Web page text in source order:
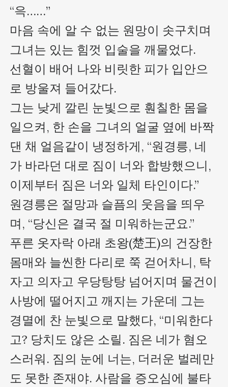
“윽……”
마음 속에 알 수 없는 원망이 솟구치며
그녀는 있는 힘껏 입술을 깨물었다.
선혈이 배어 나와 비릿한 피가 입안으
로 방울져 들어갔다.
그는 낮게 깔린 눈빛으로 훤칠한 몸을
일으켜, 한 손을 그녀의 얼굴 옆에 바짝
댄 채 얼음같이 냉정하게, “원경릉, 네
가 바라던 대로 짐이 너와 합방했으니,
이제부터 짐은 너와 일체 타인이다.”
원경릉은 절망과 슬픔의 웃음을 띄우
며, “당신은 결국 절 미워하는군요.”
푸른 옷자락 아래 초왕(楚王)의 건장한
몸매와 늘씬한 다리로 쭉 걷어차니, 탁
자고 의자고 우당탕탕 넘어지며 물건이
사방에 떨어지고 깨지는 가운데 그는
경멸에 찬 눈빛으로 말했다, “미워한다
고? 당치도 않은 소릴. 짐은 네가 혐오
스러워. 짐의 눈에 너는, 더러운 벌레만
도 못한 존재야. 사람을 증오심에 불타